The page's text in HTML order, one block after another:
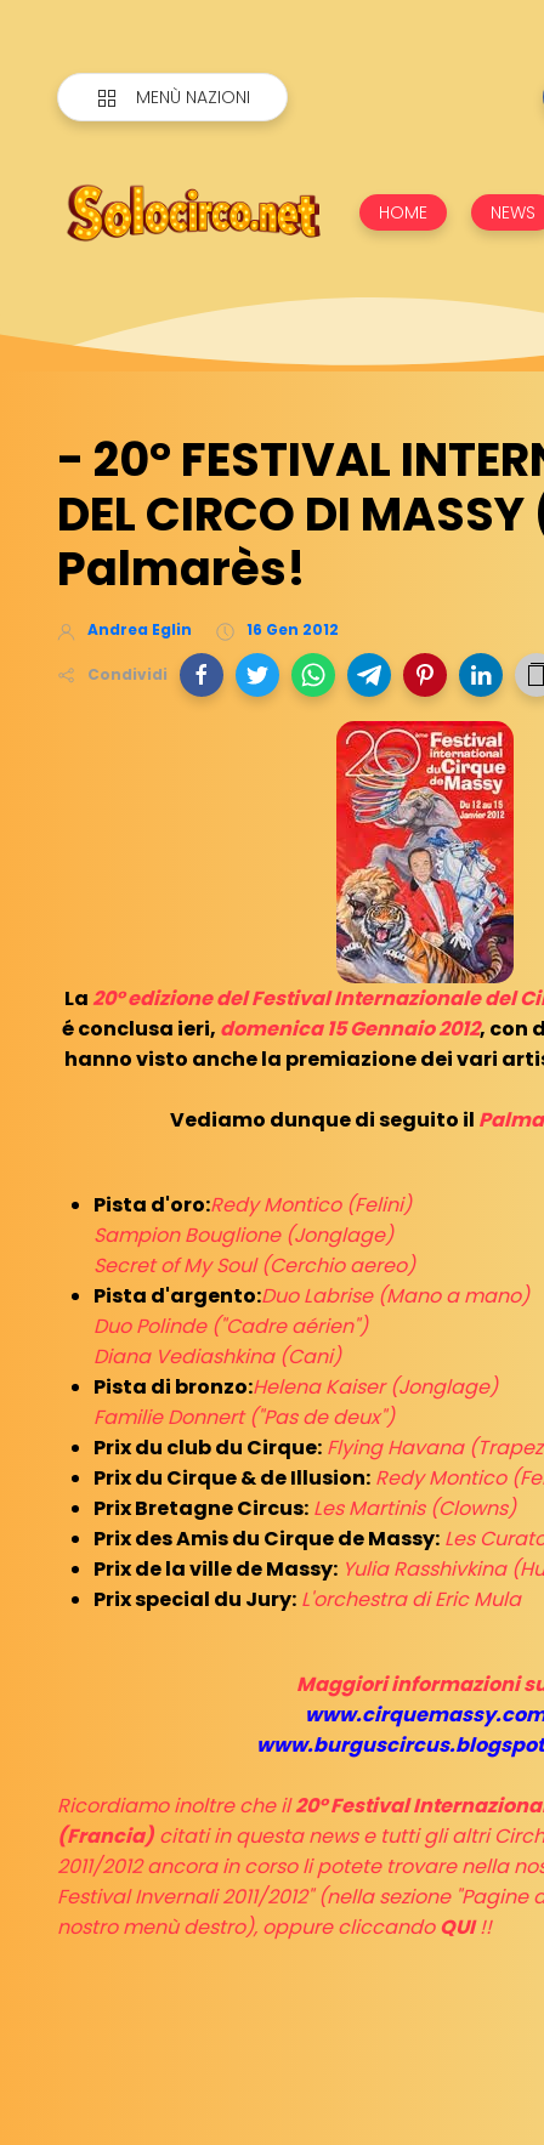
MENÙ NAZIONI
HOME NEWS
- 20° FESTIVAL
DEL CIRCO DI
Palmarès!
Andrea Eglin 16 Gen 2012
Condividi
La20° edizione del Festival Internazionale del
é conclusa ieri, domenica 15 Gennaio 2012, con
hanno visto anche la premiazione dei vari
Vediamo dunque di seguito il
Pista d'oro:Redy Montico (Felini)
Sampion Bouglione (Jonglage)
Secret of My Soul (Cerchio aereo)
Pista d'argento:Duo Labrise (Mano a mano)
Duo Polinde ("Cadre aérien")
Diana Vediashkina (Cani)
Pista di bronzo:Helena Kaiser (Jonglage)
Familie Donnert ("Pas de deux")
Prix du club du Cirque: Flying Havana
Prix du Cirque & de Illusion: Redy Montico
Prix Bretagne Circus: Les Martinis (Clowns)
Prix des Amis du Cirque de Massy: Les
Prix de la ville de Massy: Yulia Rasshivkina
Prix special du Jury: L'orchestra di Eric Mula
Maggiori informazioni
Ricordiamo inoltre che il20° Festival
(Francia) citati in questa news e tutti gli altri
2011/2012 ancora in corso li potete trovare nella
Festival Invernali 2011/2012" (nella sezione "Pagine
nostro menù destro), oppure cliccandoQUI!!